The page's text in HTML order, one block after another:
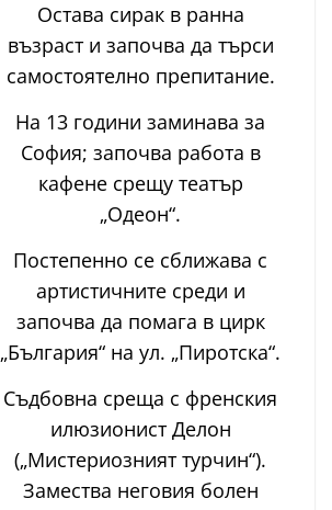
Остава сирак в ранна
възраст и започва да търси
самостоятелно препитание.
На 13 години заминава за
София; започва работа в
кафене срещу театър
„Одеон“.
Постепенно се сближава с
артистичните среди и
започва да помага в цирк
„България“ на ул. „Пиротска“.
Съдбовна среща с френския
илюзионист Делон
(„Мистериозният турчин“).
Замества неговия болен